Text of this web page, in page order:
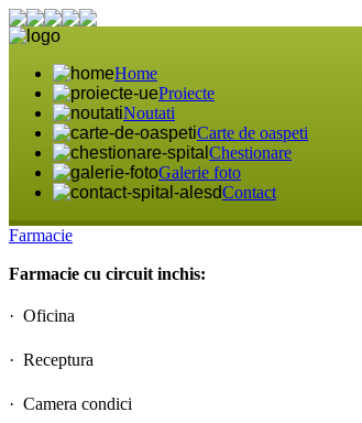
Home
Proiecte
Noutati
Carte de oaspeti
Chestionare
Galerie foto
Contact
Farmacie
Farmacie cu circuit inchis:
· Oficina
· Receptura
· Camera condici